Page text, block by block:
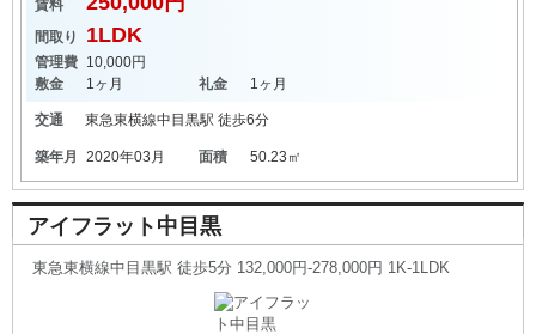
賃料
間取り 1LDK
管理費 10,000円
敷金
1ヶ月 礼金 1ヶ月
交通 東急東横線中目黒駅 徒歩6分
築年月 2020年03月 面積 50.23㎡
アイフラット中目黒
東急東横線中目黒駅 徒歩5分 132,000円-278,000円 1K-1LDK